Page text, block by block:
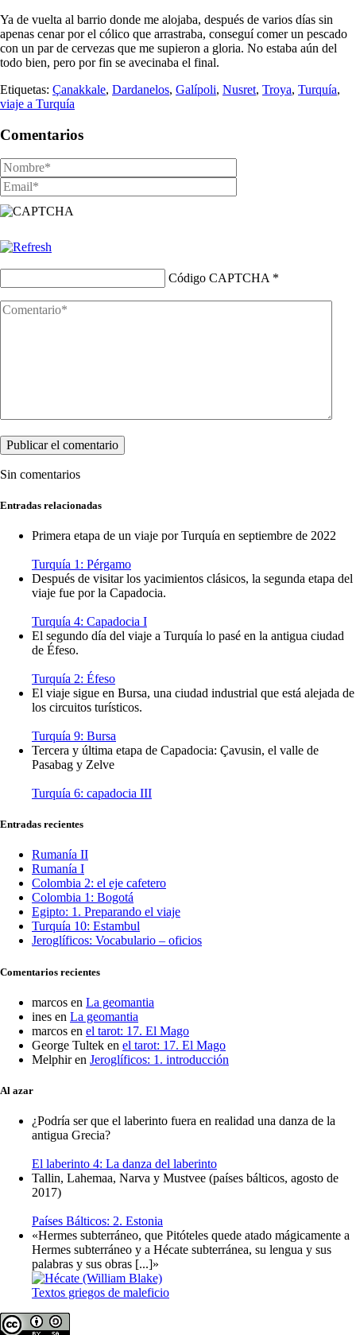
Ya de vuelta al barrio donde me alojaba, después de varios días sin
apenas cenar por el cólico que arrastraba, conseguí comer un pescado
con un par de cervezas que me supieron a gloria. No estaba aún del
todo bien, pero por fin se avecinaba el final.
Etiquetas: Çanakkale, Dardanelos, Galípoli, Nusret, Troya, Turquía,
viaje a Turquía
Comentarios
Código CAPTCHA *
Sin comentarios
Entradas relacionadas
Primera etapa de un viaje por Turquía en septiembre de 2022
Turquía 1: Pérgamo
Después de visitar los yacimientos clásicos, la segunda etapa del
viaje fue por la Capadocia.
Turquía 4: Capadocia I
El segundo día del viaje a Turquía lo pasé en la antigua ciudad
de Éfeso.
Turquía 2: Éfeso
El viaje sigue en Bursa, una ciudad industrial que está alejada de
los circuitos turísticos.
Turquía 9: Bursa
Tercera y última etapa de Capadocia: Çavusin, el valle de
Pasabag y Zelve
Turquía 6: capadocia III
Entradas recientes
Rumanía II
Rumanía I
Colombia 2: el eje cafetero
Colombia 1: Bogotá
Egipto: 1. Preparando el viaje
Turquía 10: Estambul
Jeroglíficos: Vocabulario – oficios
Comentarios recientes
marcos en La geomantia
ines en La geomantia
marcos en el tarot: 17. El Mago
George Tultek en el tarot: 17. El Mago
Melphiren Jeroglíficos: 1. introducción
Al azar
¿Podría ser que el laberinto fuera en realidad una danza de la
antigua Grecia?
El laberinto 4: La danza del laberinto
Tallin, Lahemaa, Narva y Mustvee (países bálticos, agosto de
2017)
Países Bálticos: 2. Estonia
«Hermes subterráneo, que Pitóteles quede atado mágicamente a
Hermes subterráneo y a Hécate subterránea, su lengua y sus
palabras y sus obras [...]»
Textos griegos de maleficio